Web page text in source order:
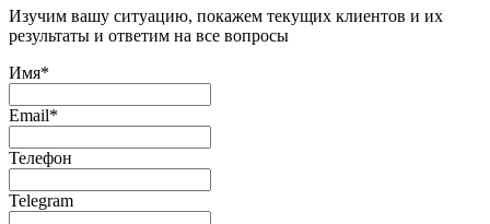
Изучим вашу ситуацию, покажем текущих клиентов и их
результаты и ответим на все вопросы
Имя*
Email*
Телефон
Telegram